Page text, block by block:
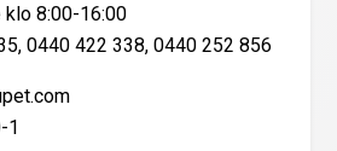
klo 8:00-16:00
0440 422 338, 0440 252 856
1